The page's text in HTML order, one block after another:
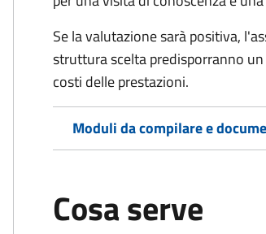
Se la valutazione sarà positiva,
struttura scelta predisporranno
costi delle prestazioni.
Moduli da compilare e
Cosa serve